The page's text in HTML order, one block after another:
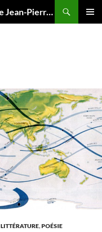
LUMINESCIENCES : le blog de Jean-Pierre LUMINET, astrophysicien
LITTÉRATURE,POÉSIE